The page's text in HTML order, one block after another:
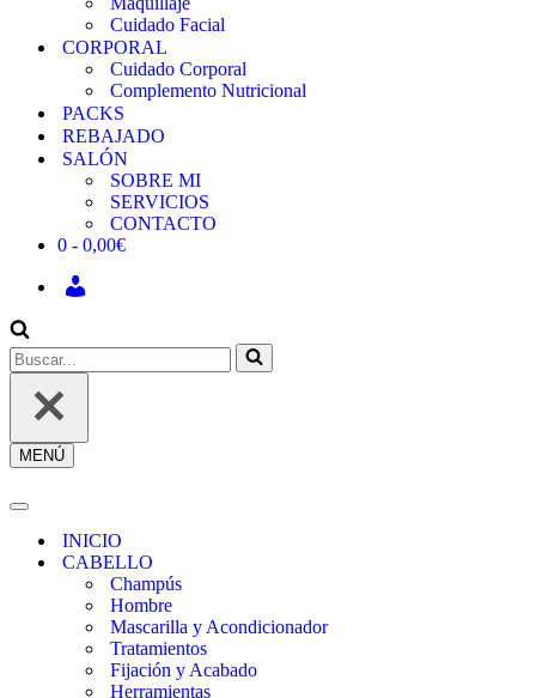
Cuidado Facial
CORPORAL
Cuidado Corporal
Complemento Nutricional
PACKS
REBAJADO
SALÓN
SOBRE MI
SERVICIOS
CONTACTO
0 - 0,00€
REGÍSTRATE
Buscar...
MENÚ
Menú
Menú
navegación
INICIO
CABELLO
Champús
Hombre
Mascarilla y Acondicionador
Tratamientos
Fijación y Acabado
Herramientas